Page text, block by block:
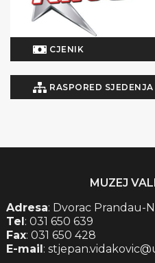
CJENIK
RASPORED SJEDENJA
MUZEJ
Adresa: Dvorac Prandau-
Tel : 031 650 639
Fax: 031 650 428
E-mail :